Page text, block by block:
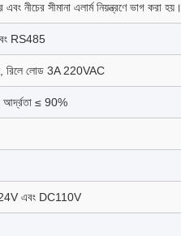
নীচের সীমানা এলার্ম নিয়ন্ত্রণে ভাগ করা হয়।
RS485
রিলে লোড 3A 220VAC
আর্দ্রতা ≤ 90%
এবং DC110V